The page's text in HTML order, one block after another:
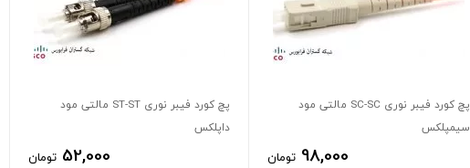
پچ کورد فیبر نوری SC-SC مالتی مود
سیمپلکس
98,000 تومان
پچ کورد فیبر نوری ST-ST مالتی مود
داپلکس
52,000 تومان